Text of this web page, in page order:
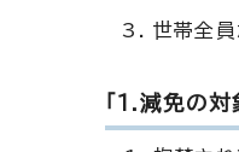
世帯全員
「1.減免の